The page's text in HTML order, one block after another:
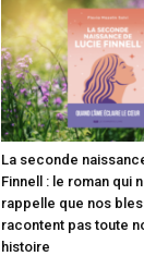
La seconde
Finnell : le roman qui
rappelle que nos
racontent pas toute
histoire